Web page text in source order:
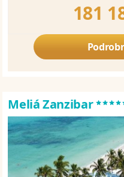
181
Meliá Zanzibar